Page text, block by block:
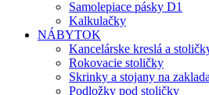
Samolepiace pásky D1
Kalkulačky
NÁBYTOK
Kancelárske kreslá a
Rokovacie stoličky
Skrinky a stojany na
Podložky pod stoličky